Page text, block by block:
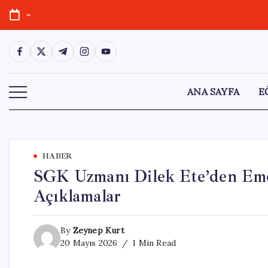
Skip
content
-
https://www.facebook.com/
https://twitter.com/
https://t.me/
https://www.instagram.com/
https://youtube.com/
ANA SAYFA
HABER
SGK Uzmanı Dilek Ete’den
Açıklamalar
By Zeynep Kurt
20 Mayıs 2026
1 Min Read